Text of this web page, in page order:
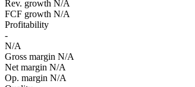
Rev. growth N/A
FCF growth N/A
Profitability
-
N/A
Gross margin N/A
Net margin N/A
Op. margin N/A